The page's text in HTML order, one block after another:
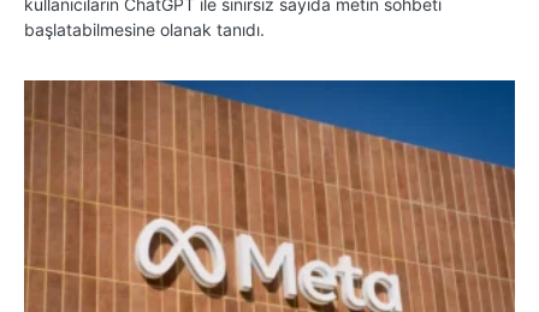
kullanıcıların ChatGPT ile sınırsız sayıda metin sohbeti
başlatabilmesine olanak tanıdı.